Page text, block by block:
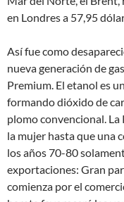
en Londres a 57,95
Así fue como
nueva generación de
Premium. El etanol es
formando dióxido de
plomo convencional.
la mujer hasta que una
los años 70-80
exportaciones: Gran
comienza por el